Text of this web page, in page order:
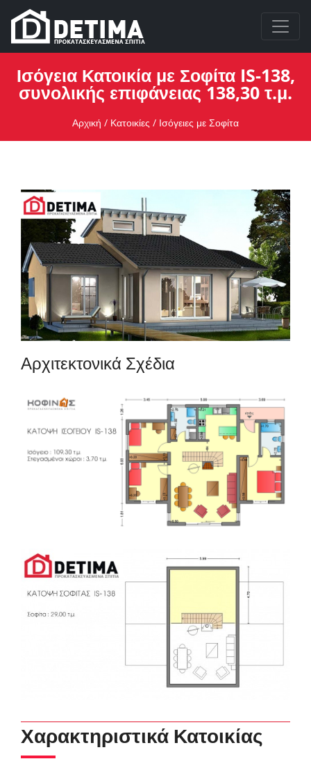
Ισόγεια Κατοικία με Σοφίτα IS-138,
συνολικής επιφάνειας 138,30 τ.μ.
Αρχική / Κατοικίες / Ισόγειες με Σοφίτα
Αρχιτεκτονικά Σχέδια
Χαρακτηριστικά Κατοικίας